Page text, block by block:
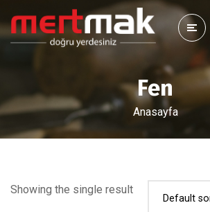
Fen
Anasayfa
Showing the single result